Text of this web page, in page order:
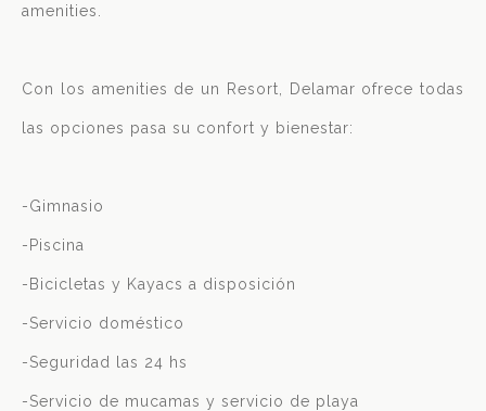
amenities.
Con los amenities de un Resort, Delamar ofrece todas
las opciones pasa su confort y bienestar:
-Gimnasio
-Piscina
-Bicicletas y Kayacs a disposición
-Servicio doméstico
-Seguridad las 24 hs
-Servicio de mucamas y servicio de playa